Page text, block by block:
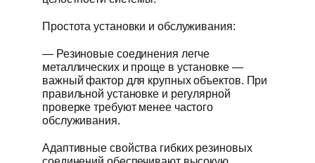
Простота установки и обслуживания:
— Резиновые соединения легче
металлических и проще в установке —
важный фактор для крупных объектов. При
правильной установке и регулярной
проверке требуют менее частого
обслуживания.
Адаптивные свойства гибких резиновых